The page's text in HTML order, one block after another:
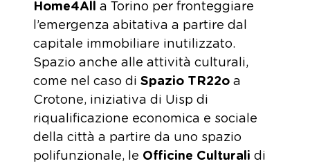
Home4All a Torino per fronteggiare
l’emergenza abitativa a partire dal
capitale immobiliare inutilizzato.
Spazio anche alle attività culturali,
come nel caso di Spazio TR22o a
Crotone, iniziativa di Uisp di
riqualificazione economica e sociale
della città a partire da uno spazio
polifunzionale, le Officine Culturali di